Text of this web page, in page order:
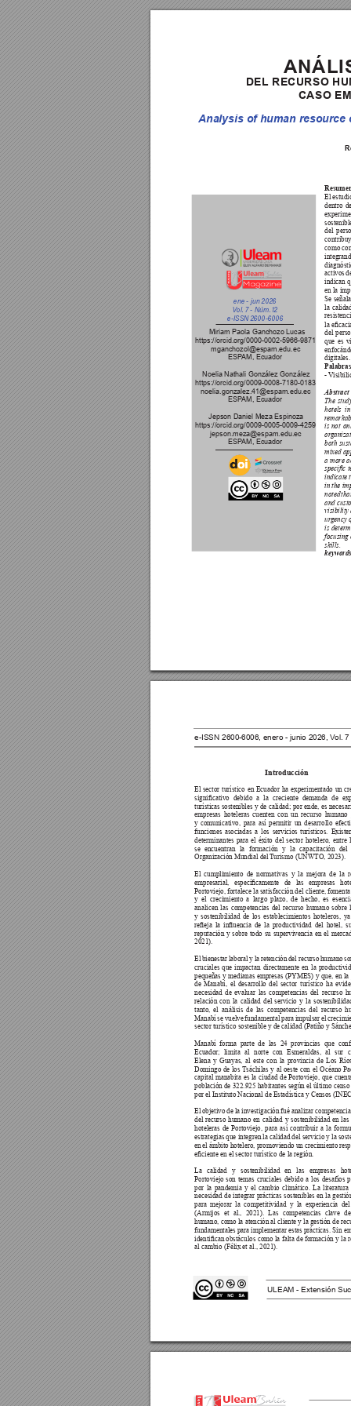
ene - jun 2026
Vol. 7 - Núm. 12
e-ISSN 2600-6006
DEL RECURSO
CASO
Analysis of human
El
dentro
del
como
activos
indican
en la
Se
la
la
del
que es
digitales.
- V
Abstract
The
hotels
r
is not
or
both
mixed
a more
specic
indicate
in the
noted
and
visibility
urgency
is
focusing
skills.
Miriam Paola Ganchozo Lucas
https://orcid.org/0000-0002-5966-9871
mganchozol@espam.edu.ec
ESPAM, Ecuador
Noelia Nathali González González
https://orcid.org/0009-0008-7180-0183
noelia.gonzalez.41@espam.edu.ec
ESPAM, Ecuador
Jepson Daniel Meza Espinoza
https://orcid.org/0009-0005-0009-4259
jepson.meza@espam.edu.ec
ESPAM, Ecuador
e-ISSN 2600-6006, enero - junio 2026, Vol. 7
ULEAM - Extensión
Introducción
El sector turístico en Ecuador ha experimentado un
signicativo debido a la creciente demanda de
turísticas sostenibles y de calidad; por ende, es
empresas hoteleras cuenten con un recurso
y comunicativo, para así permitir un desarrollo
funciones asociadas a los servicios turísticos.
determinantes para el éxito del sector hotelero, entre
se encuentran la formación y la capacitación
Organización Mundial del Turismo (UNWTO, 2023).
El cumplimiento de normativas y la mejora de la
empresarial, especícamente de las empresas
Portoviejo, fortalece la satisfacción del cliente,
y el crecimiento a largo plazo, de hecho, es
analicen las competencias del recurso humano
y sostenibilidad de los establecimientos hoteleros,
reeja la inuencia de la productividad del hotel,
reputación y sobre todo su supervivencia en el
2021).
El bienestar laboral y la retención del recurso humano
cruciales que impactan directamente en la
pequeñas y medianas empresas (PYMES) y que, en
de Manabí, el desarrollo del sector turístico ha
necesidad de evaluar las competencias del recurso
relación con la calidad del servicio y la
tanto, el análisis de las competencias del recurso
Manabí se vuelve fundamental para impulsar el
sector turístico sostenible y de calidad (Patiño y
Manabí forma parte de las 24 provincias que
Ecuador; limita al norte con Esmeraldas, al sur
Elena y Guayas, al este con la provincia de Los
Domingo de los Tsáchilas y al oeste con el Océano
capital manabita es la ciudad de Portoviejo, que
población de 322.925 habitantes según el último
por el Instituto Nacional de Estadística y Censos
El objetivo de la investigación fué analizar
del recurso humano en calidad y sostenibilidad en
hoteleras de Portoviejo, para así contribuir a la
estrategias que integren la calidad del servicio y la
en el ámbito hotelero, promoviendo un crecimiento
eciente en el sector turístico de la región.
La calidad y sostenibilidad en las empresas
Portoviejo son temas cruciales debido a los desafíos
por la pandemia y el cambio climático. La
necesidad de integrar prácticas sostenibles en la
para mejorar la competitividad y la experiencia
(Armijos et al., 2021). Las competencias clave
humano, como la atención al cliente y la gestión de
fundamentales para implementar estas prácticas. Sin
identican obstáculos como la falta de formación y la
al cambio (Félix et al., 2021).